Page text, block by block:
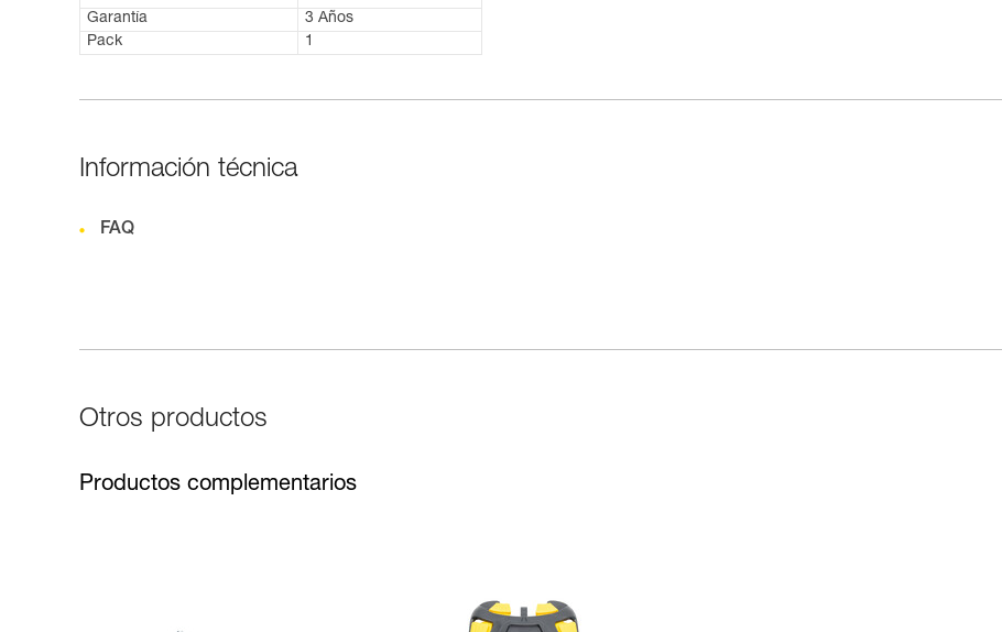
Garantía
3 Años
Pack
1
Información técnica
FAQ
Otros productos
Productos complementarios